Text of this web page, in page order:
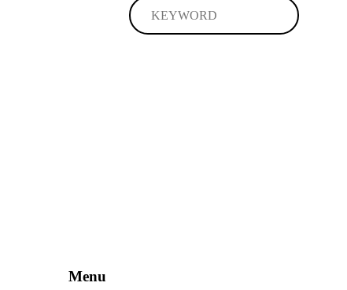
Menu